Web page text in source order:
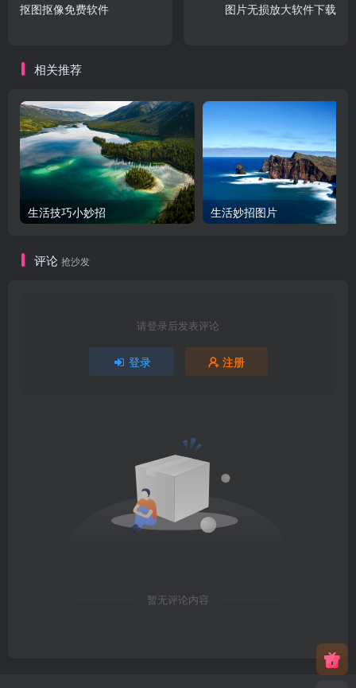
抠图抠像免费软件
图片无损放大软件下载
相关推荐
生活技巧小妙招 生活妙招图片
评论 抢沙发
请登录后发表评论
登录 注册
暂无评论内容